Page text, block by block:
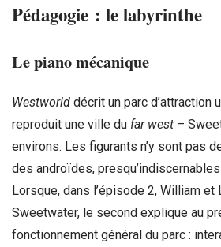
Pédagogie : le labyrinthe
Le piano mécanique
Westworld décrit un parc d’attraction
reproduit une ville du far west –
environs. Les figurants n’y sont pas
des androïdes,
Lorsque, dans l’épisode 2, William et
Sweetwater, le second explique au
fonctionnement général du parc :